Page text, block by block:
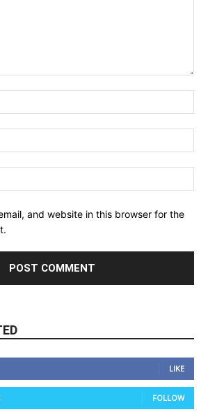
and website in this browser for the
LIKE
FOLLOW